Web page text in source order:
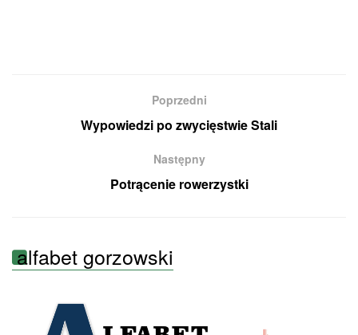
Poprzedni
Wypowiedzi po zwycięstwie Stali
Następny
Potrącenie rowerzystki
alfabet gorzowski